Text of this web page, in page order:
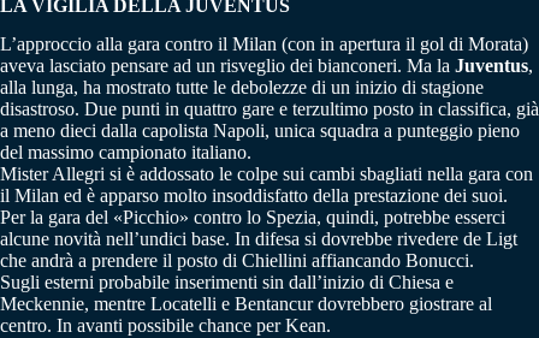
LA VIGILIA DELLA JUVENTUS
L’approccio alla gara contro il Milan (con in apertura il gol di Morata)
aveva lasciato pensare ad un risveglio dei bianconeri. Ma la Juventus,
alla lunga, ha mostrato tutte le debolezze di un inizio di stagione
disastroso. Due punti in quattro gare e terzultimo posto in classifica, già
a meno dieci dalla capolista Napoli, unica squadra a punteggio pieno
del massimo campionato italiano.
Mister Allegri si è addossato le colpe sui cambi sbagliati nella gara con
il Milan ed è apparso molto insoddisfatto della prestazione dei suoi.
Per la gara del «Picchio» contro lo Spezia, quindi, potrebbe esserci
alcune novità nell’undici base. In difesa si dovrebbe rivedere de Ligt
che andrà a prendere il posto di Chiellini affiancando Bonucci.
Sugli esterni probabile inserimenti sin dall’inizio di Chiesa e
Meckennie, mentre Locatelli e Bentancur dovrebbero giostrare al
centro. In avanti possibile chance per Kean.